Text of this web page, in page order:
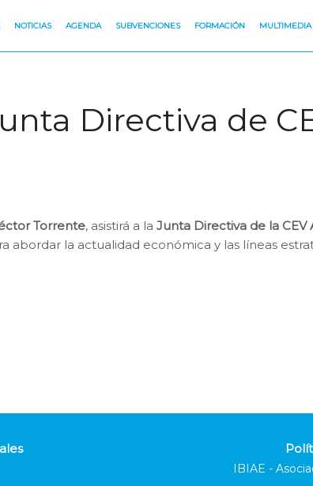
NOTICIAS AGENDA SUBVENCIONES FORMACIÓN MULTIMEDIA
Directiva de
Torrente, asistirá a la Junta Directiva de la CEV
abordar la actualidad económica y las líneas
IBIAE -